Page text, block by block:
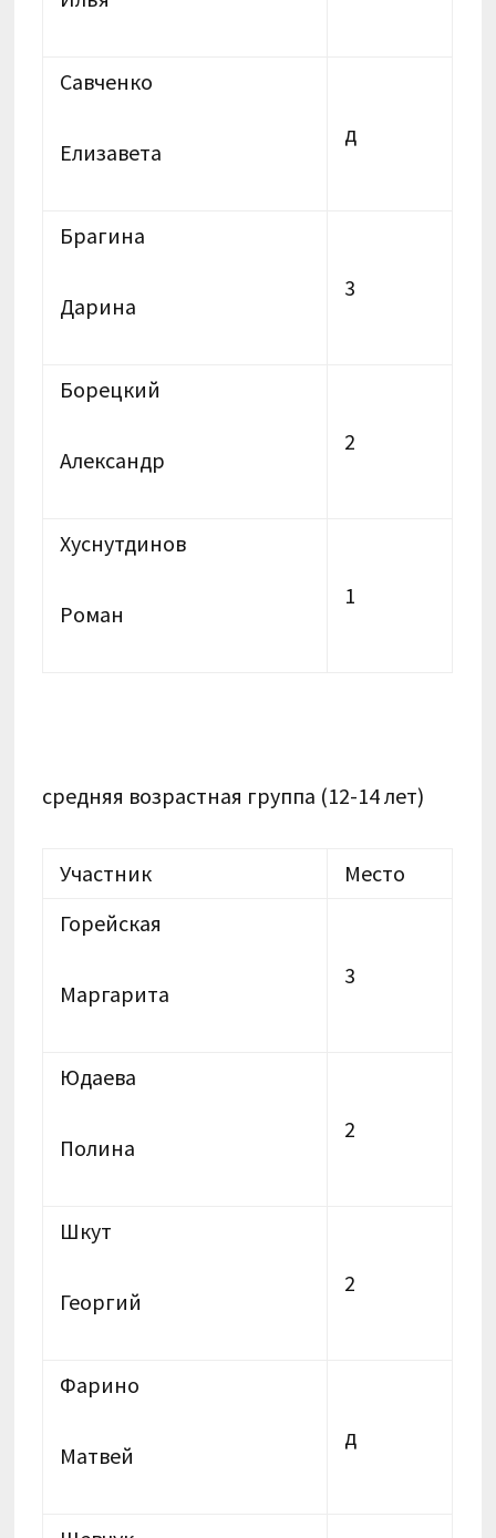
Савченко
Елизавета
д
Брагина
Дарина
3
Борецкий
Александр
2
Хуснутдинов
Роман
1
средняя возрастная группа (12-14 лет)
Участник
Место
Горейская
Маргарита
3
Юдаева
Полина
2
Шкут
Георгий
2
Фарино
Матвей
д